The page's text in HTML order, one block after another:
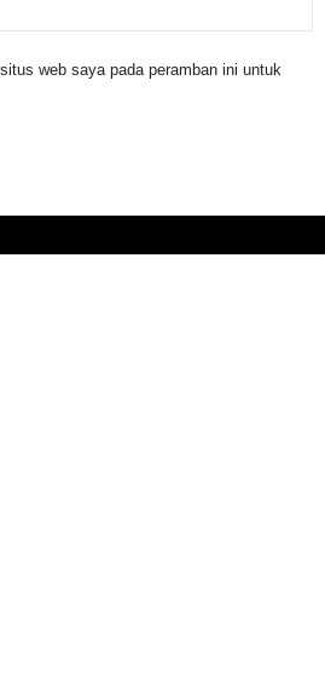
web saya pada peramban ini untuk